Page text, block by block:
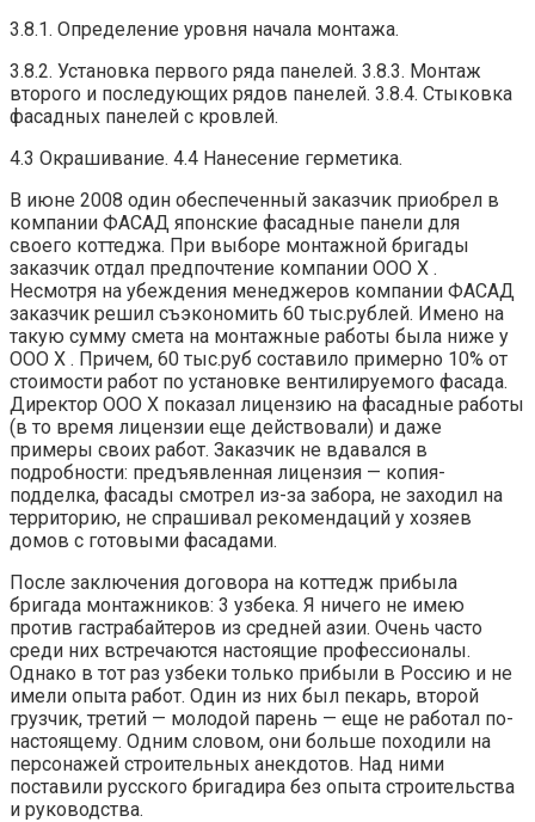
3.8.1. Определение уровня начала монтажа.
3.8.2. Установка первого ряда панелей. 3.8.3. Монтаж
второго и последующих рядов панелей. 3.8.4. Стыковка
фасадных панелей с кровлей.
4.3 Окрашивание. 4.4 Нанесение герметика.
В июне 2008 один обеспеченный заказчик приобрел в
компании ФАСАД японские фасадные панели для
своего коттеджа. При выборе монтажной бригады
заказчик отдал предпочтение компании ООО Х .
Несмотря на убеждения менеджеров компании ФАСАД
заказчик решил съэкономить 60 тыс.рублей. Имено на
такую сумму смета на монтажные работы была ниже у
ООО Х . Причем, 60 тыс.руб составило примерно 10% от
стоимости работ по установке вентилируемого фасада.
Директор ООО Х показал лицензию на фасадные работы
(в то время лицензии еще действовали) и даже
примеры своих работ. Заказчик не вдавался в
подробности: предъявленная лицензия — копия-
подделка, фасады смотрел из-за забора, не заходил на
территорию, не спрашивал рекомендаций у хозяев
домов с готовыми фасадами.
После заключения договора на коттедж прибыла
бригада монтажников: 3 узбека. Я ничего не имею
против гастрабайтеров из средней азии. Очень часто
среди них встречаются настоящие профессионалы.
Однако в тот раз узбеки только прибыли в Россию и не
имели опыта работ. Один из них был пекарь, второй
грузчик, третий — молодой парень — еще не работал по-
настоящему. Одним словом, они больше походили на
персонажей строительных анекдотов. Над ними
поставили русского бригадира без опыта строительства
и руководства.